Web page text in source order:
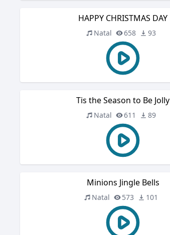
HAPPY CHRISTMAS DAY
Natal 658 93
Tis the Season to Be Jolly
Natal 611 89
Minions Jingle Bells
Natal 573 101